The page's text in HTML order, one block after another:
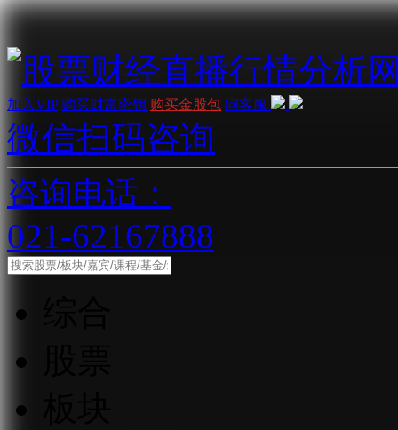
加入VIP 购买财富密钥 购买金股包 问客服
微信扫码咨询
咨询电话：
021-62167888